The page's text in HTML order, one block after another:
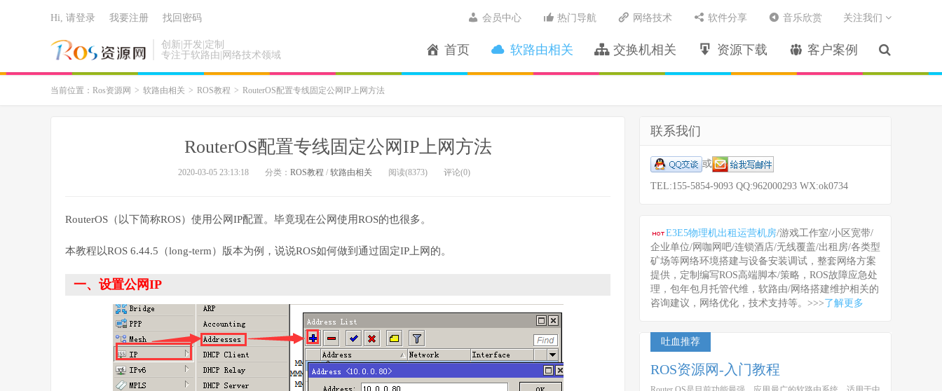
创新|开发|定制
专注于软路由|网络技术领域
首页 软路由相关 交换机相关 资源下载 客户案例
会员中心 热门导航 网络技术 软件分享 音乐欣赏 关注我们
Hi, 请登录 我要注册 找回密码
当前位置： Ros资源网 > 软路由相关 > ROS教程 > RouterOS配置专线固定公网IP上网方法
RouterOS配置专线固定公网IP上网方法
2020-03-05 23:13:18 分类： ROS教程 / 软路由相关 阅读(8373) 评论(0)
RouterOS（以下简称ROS）使用公网IP配置。毕竟现在公网使用ROS的也很多。
本教程以ROS 6.44.5（long-term）版本为例，说说ROS如何做到通过固定IP上网的。
一、设置公网IP
联系我们
或
TEL:155-5854-9093 QQ:962000293 WX:ok0734
E3E5物理机出租运营机房/游戏工作室/小区宽带/
企业单位/网咖网吧/连锁酒店/无线覆盖/出租房/各类型
矿场等网络环境搭建与设备安装调试，整套网络方案
提供，定制编写ROS高端脚本/策略，ROS故障应急处
理，包年包月托管代维，软路由/网络搭建维护相关的
咨询建议，网络优化，技术支持等。>>>了解更多
吐血推荐
ROS资源网-入门教程